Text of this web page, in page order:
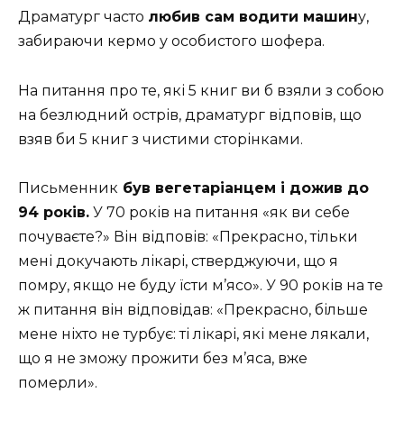
Драматург часто любив сам водити машину,
забираючи кермо у особистого шофера.
На питання про те, які 5 книг ви б взяли з собою
на безлюдний острів, драматург відповів, що
взяв би 5 книг з чистими сторінками.
Письменник був вегетаріанцем і дожив до
94 років. У 70 років на питання «як ви себе
почуваєте?» Він відповів: «Прекрасно, тільки
мені докучають лікарі, стверджуючи, що я
помру, якщо не буду їсти м’ясо». У 90 років на те
ж питання він відповідав: «Прекрасно, більше
мене ніхто не турбує: ті лікарі, які мене лякали,
що я не зможу прожити без м’яса, вже
померли».